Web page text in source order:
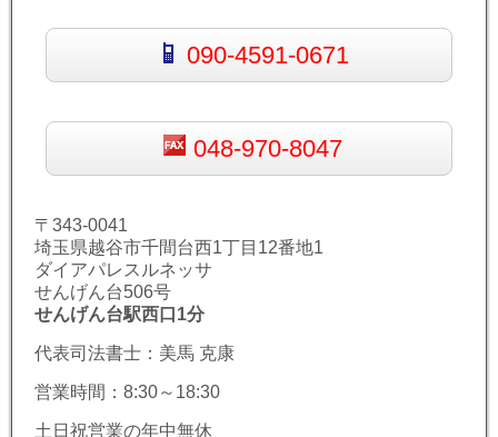
090-4591-0671
048-970-8047
〒343-0041
埼玉県越谷市千間台西1丁目12番地1
ダイアパレスルネッサ
せんげん台506号
せんげん台駅西口1分
代表司法書士：美馬 克康
営業時間：8:30～18:30
土日祝営業の年中無休